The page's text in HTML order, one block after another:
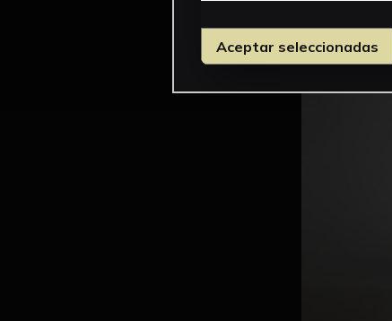
Aceptar seleccionadas